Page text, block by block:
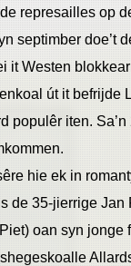
represailles op
septimber doe’t
it Westen
út it befrijde
populêr iten. Sa’n
hie ek in
de 35-jierrige Jan
oan syn jonge